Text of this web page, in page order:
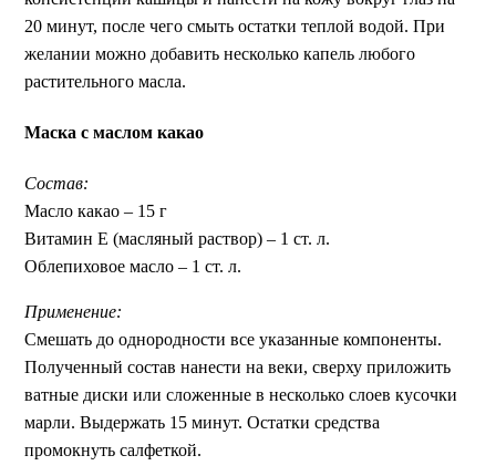
20 минут, после чего смыть остатки теплой водой. При
желании можно добавить несколько капель любого
растительного масла.
Маска с маслом какао
Состав:
Масло какао – 15 г
Витамин Е (масляный раствор) – 1 ст. л.
Облепиховое масло – 1 ст. л.
Применение:
Смешать до однородности все указанные компоненты.
Полученный состав нанести на веки, сверху приложить
ватные диски или сложенные в несколько слоев кусочки
марли. Выдержать 15 минут. Остатки средства
промокнуть салфеткой.